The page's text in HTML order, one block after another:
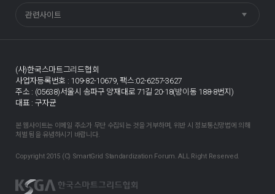
관련사이트
(사)한국스마트그리드협회
사업자등록번호 : 109-82-10679, 팩스:02-6257-3627
주소 : (05638)서울시 송파구 양재대로 71길 20-18(방이동 188-8번지)
대표 : 구자균
본 웹사이트는 이메일 주소가 무단 수집되는 것을 거부하며, 위반 시 정보통신망법에 의해
처벌 됨을 유념하시기 바랍니다.
Copyright 2015 (C) SmartGrid Standardization Forum. ALL Right Reserved.